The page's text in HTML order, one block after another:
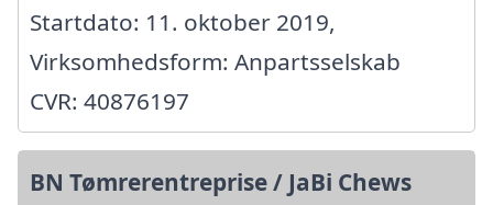
Startdato: 11. oktober 2019,
Virksomhedsform: Anpartsselskab
CVR: 40876197
BN Tømrerentreprise / JaBi Chews